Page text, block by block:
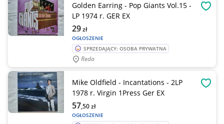
Golden Earring - Pop Giants Vol.15 -
LP 1974 r. GER EX
OGŁOSZENIE
29zł
SPRZEDAJĄCY: OSOBA PRYWATNA
Reda
Mike Oldfield - Incantations - 2LP
1978 r. Virgin 1Press Ger EX
OGŁOSZENIE
57,50zł